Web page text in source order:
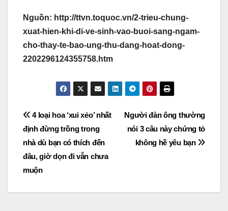
Nguồn: http://ttvn.toquoc.vn/2-trieu-chung-
xuat-hien-khi-di-ve-sinh-vao-buoi-sang-ngam-
cho-thay-te-bao-ung-thu-dang-hoat-dong-
2202296124355758.htm
Post
navigation
Người đàn ông thường
nói 3 câu này chứng tỏ
không hề yêu bạn
4 loại hoa ‘xui xẻo’ nhất
định đừng trồng trong
nhà dù bạn có thích đến
đâu, giờ dọn đi vẫn chưa
muộn